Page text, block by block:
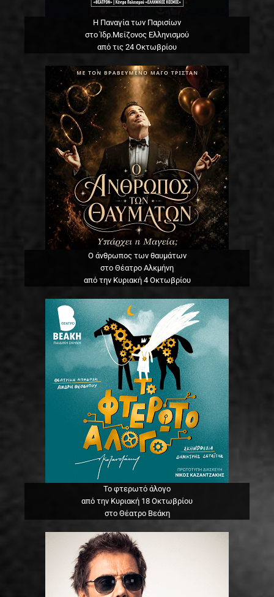
Η Παναγία των Παρισίων
στο Ίδρ.Μείζονος Ελληνισμού
από τις 24 Οκτωβρίου
Ο άνθρωπος των θαυμάτων
στο Θέατρο Αλκμήνη
από την Κυριακή 4 Οκτωβρίου
Το φτερωτό άλογο
από την Κυριακή 18 Οκτωβρίου
στο Θέατρο Βεάκη